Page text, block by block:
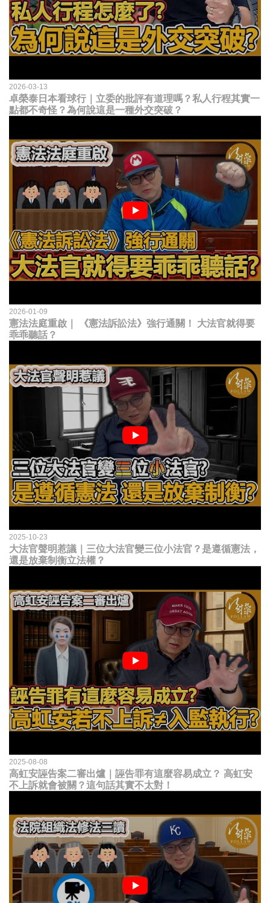
2026-03-13
卓榮泰日本看球行｜立委的批評有道理嗎？私人行程其實一
點都不奇怪？為何說這是一種外交突破？
2026-01-09
憲法法庭重啟｜ 《憲法訴訟法》強行通關！ 大法官就得要
乖乖聽話？
2025-10-23
大法官聲明惹議｜三位大法官變三位小法官？是遵循憲法，
還是放棄制衡立法權？
2025-08-08
高虹安誣告案二審出爐｜誣告罪有這麼容易成立？ 高虹安
不上訴就會被關？這句話其實不太對！